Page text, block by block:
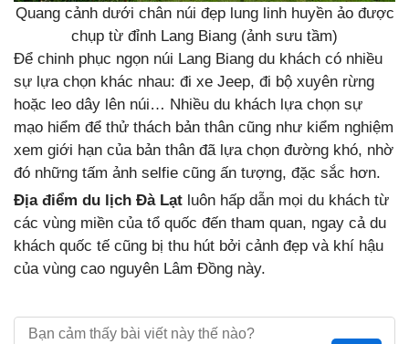
Quang cảnh dưới chân núi đẹp lung linh huyền ảo được
chụp từ đỉnh Lang Biang (ảnh sưu tầm)
Để chinh phục ngọn núi Lang Biang du khách có nhiều
sự lựa chọn khác nhau: đi xe Jeep, đi bộ xuyên rừng
hoặc leo dây lên núi… Nhiều du khách lựa chọn sự
mạo hiểm để thử thách bản thân cũng như kiểm nghiệm
xem giới hạn của bản thân đã lựa chọn đường khó, nhờ
đó những tấm ảnh selfie cũng ấn tượng, đặc sắc hơn.
Địa điểm du lịch Đà Lạt luôn hấp dẫn mọi du khách từ
các vùng miền của tổ quốc đến tham quan, ngay cả du
khách quốc tế cũng bị thu hút bởi cảnh đẹp và khí hậu
của vùng cao nguyên Lâm Đồng này.